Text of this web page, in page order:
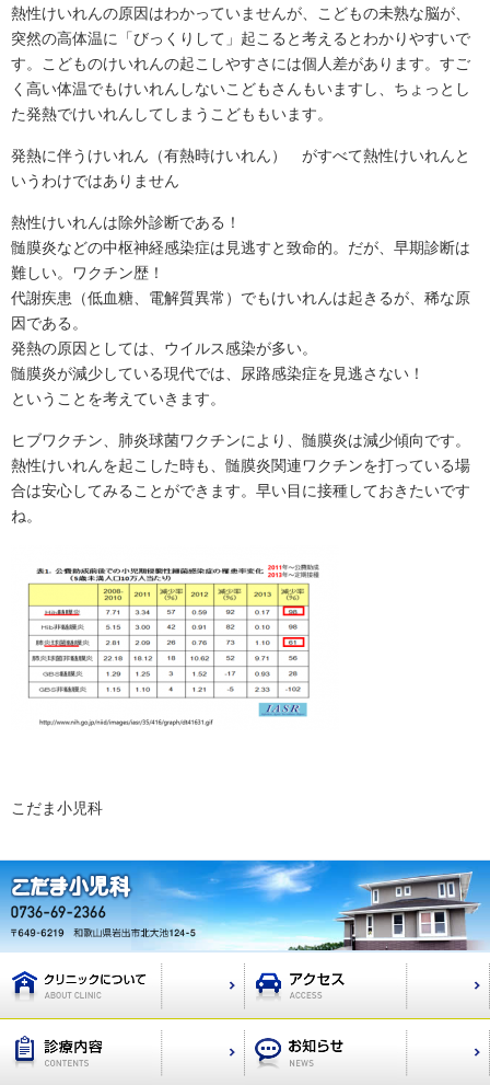
熱性けいれんの原因はわかっていませんが、こどもの未熟な脳が、
突然の高体温に「びっくりして」起こると考えるとわかりやすいで
す。こどものけいれんの起こしやすさには個人差があります。すご
く高い体温でもけいれんしないこどもさんもいますし、ちょっとし
た発熱でけいれんしてしまうこどももいます。
発熱に伴うけいれん（有熱時けいれん） がすべて熱性けいれんと
いうわけではありません
熱性けいれんは除外診断である！
髄膜炎などの中枢神経感染症は見逃すと致命的。だが、早期診断は
難しい。ワクチン歴！
代謝疾患（低血糖、電解質異常）でもけいれんは起きるが、稀な原
因である。
発熱の原因としては、ウイルス感染が多い。
髄膜炎が減少している現代では、尿路感染症を見逃さない！
ということを考えていきます。
ヒブワクチン、肺炎球菌ワクチンにより、髄膜炎は減少傾向です。
熱性けいれんを起こした時も、髄膜炎関連ワクチンを打っている場
合は安心してみることができます。早い目に接種しておきたいです
ね。
こだま小児科